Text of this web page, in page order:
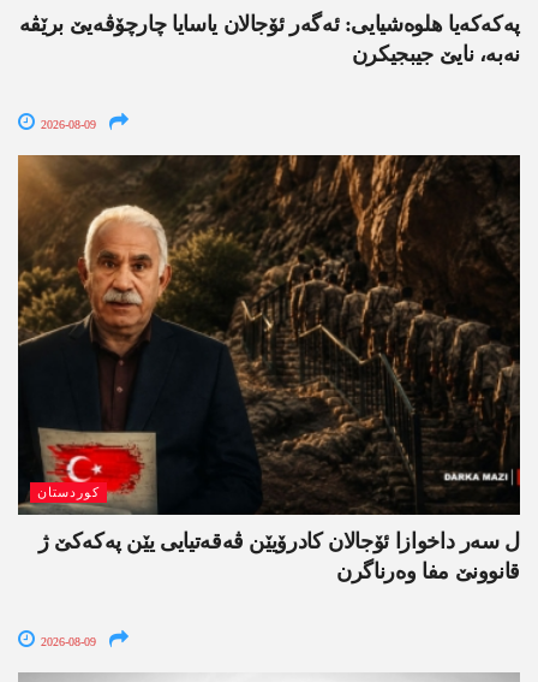
په‌كه‌كه‌یا هلوه‌شیایی: ئەگەر ئۆجالان یاسایا چارچۆڤەیێ برێڤە
نه‌به‌، نایێ جیبجیکرن
2026-08-09
کوردستان
ل سەر داخوازا ئۆجالان کادرۆیێن ڤەقەتیایی یێن پەکەکێ ژ
قانوونێ مفا وەرناگرن
2026-08-09